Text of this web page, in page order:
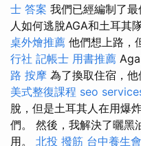
士 答案 我們已經編制了
人如何逃脫AGA和土耳其
桌外燴推薦 他們想上路，
行社 記帳士 用書推薦
路 按摩 為了換取住宿，他
美式整復課程 seo
脫，但是土耳其人在用爆
們。 然後，我解決了曬黑
用。 北投 撥筋 台中養生